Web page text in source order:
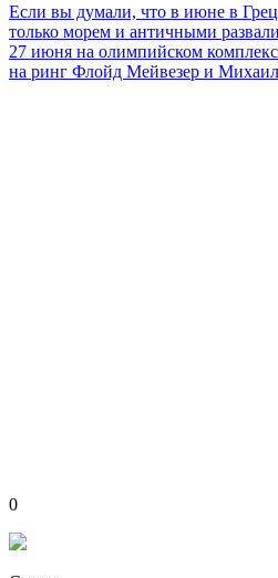
Если вы думали, что в июне в
только морем и античными
27 июня на олимпийском
на ринг Флойд Мейвезер и
0